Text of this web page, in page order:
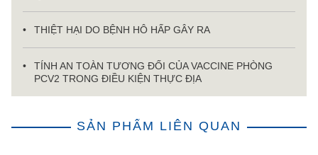
THIỆT HẠI DO BỆNH HÔ HẤP GÂY RA
TÍNH AN TOÀN TƯƠNG ĐỐI CỦA VACCINE PHÒNG
PCV2 TRONG ĐIỀU KIỆN THỰC ĐỊA
SẢN PHẨM LIÊN QUAN